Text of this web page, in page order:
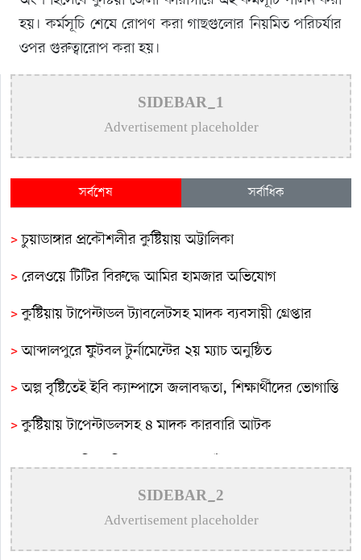
হয়। কর্মসূচি শেষে রোপণ করা গাছগুলোর নিয়মিত পরিচর্যার
ওপর গুরুত্বারোপ করা হয়।
SIDEBAR_1
Advertisement placeholder
সর্বশেষ সর্বাধিক
>চুয়াডাঙ্গার প্রকৌশলীর কুষ্টিয়ায় অট্টালিকা
> রেলওয়ে টিটির বিরুদ্ধে আমির হামজার অভিযোগ
>কুষ্টিয়ায় টাপেন্টাডল ট্যাবলেটসহ মাদক ব্যবসায়ী গ্রেপ্তার
>আব্দালপুরে ফুটবল টুর্নামেন্টের ২য় ম্যাচ অনুষ্ঠিত
>অল্প বৃষ্টিতেই ইবি ক্যাম্পাসে জলাবদ্ধতা, শিক্ষার্থীদের ভোগান্তি
>কুষ্টিয়ায় টাপেন্টাডলসহ ৪ মাদক কারবারি আটক
>সমাজের সুবিধাবঞ্চিত মানুষের পাশে দাঁড়ানো আমাদের অন্যতম
দায়িত্ব: এমপি বাচ্চু মোল্লা
>
সাংবাদিক মোশারফের মা আর নেই
SIDEBAR_2
Advertisement placeholder